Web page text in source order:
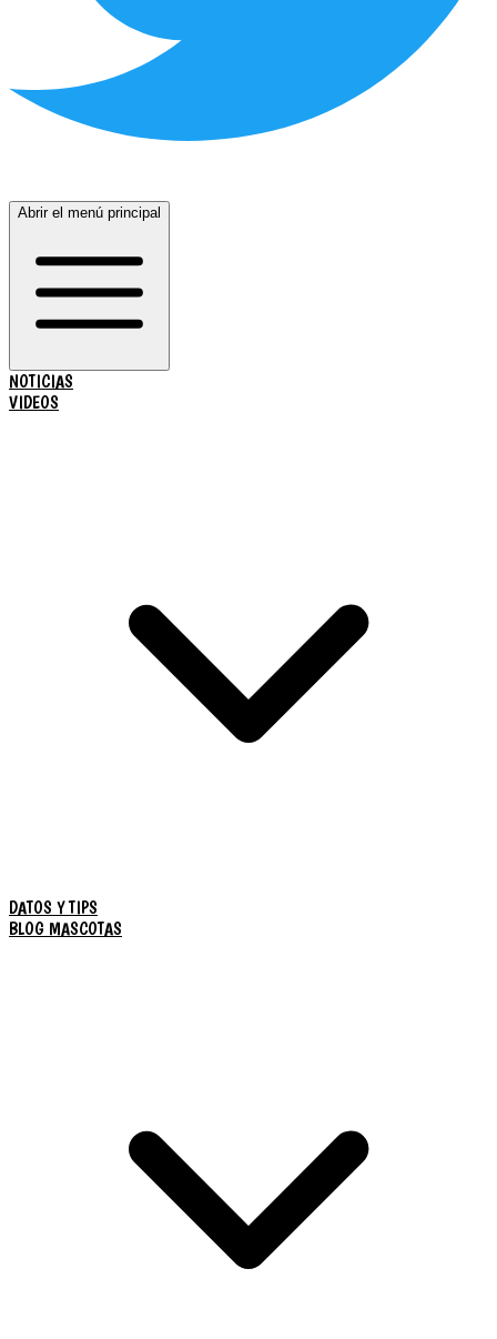
Abrir el menú principal
NOTICIAS
VIDEOS
DATOS Y TIPS
BLOG MASCOTAS